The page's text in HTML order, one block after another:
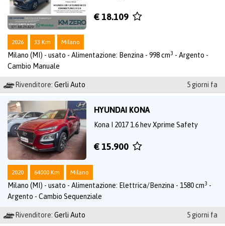
€ 18.109
2026 33 Km Milano
Milano (MI) - usato - Alimentazione: Benzina - 998 cm3 - Argento -
Cambio Manuale
Rivenditore: Gerli Auto 5 giorni fa
HYUNDAI KONA
Kona I 2017 1.6 hev Xprime Safety
€ 15.900
2020 64000 Km Milano
Milano (MI) - usato - Alimentazione: Elettrica/Benzina - 1580 cm3 -
Argento - Cambio Sequenziale
Rivenditore: Gerli Auto 5 giorni fa